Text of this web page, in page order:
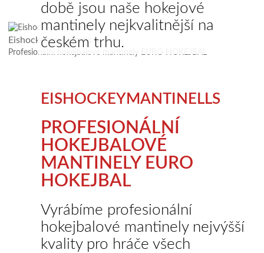
době jsou naše hokejové
mantinely nejkvalitnější na
českém trhu.
Eishockeymantinells
Profesionální hokejbalové mantinely EURO HOKEJBAL
EISHOCKEYMANTINELLS
PROFESIONÁLNÍ
HOKEJBALOVÉ
MANTINELY EURO
HOKEJBAL
Vyrábíme profesionální
hokejbalové mantinely nejvýšší
kvality pro hráče všech